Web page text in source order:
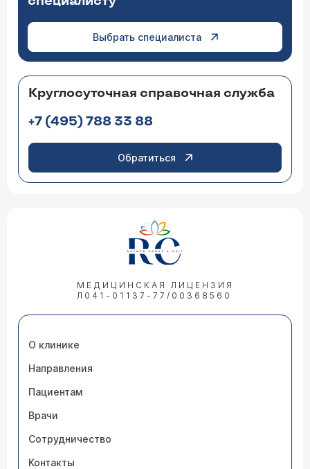
Выбрать специалиста
Круглосуточная справочная служба
+7 (495) 788 33 88
Обратиться
МЕДИЦИНСКАЯ ЛИЦЕНЗИЯ
Л041-01137-77/00368560
О клинике
Направления
Пациентам
Врачи
Сотрудничество
Контакты